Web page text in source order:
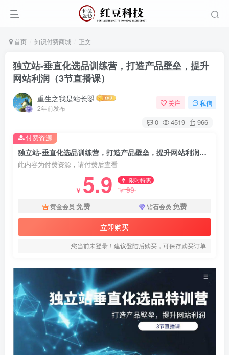
首页 知识付费商城 正文
独立站-垂直化选品训练营，打造产品壁垒，提升
网站利润（3节直播课）
重生之我是站长🐷
2年前发布
关注 私信
0 4519 966
独立站-垂直化选品训练营，打造产品壁垒，提升网站利润（3节直播课）
此内容为付费资源，请付费后查看
￥ 5.9 限时特惠
￥99
黄金会员 免费 钻石会员 免费
立即购买
您当前未登录！建议登陆后购买，可保存购买订单
付费资源